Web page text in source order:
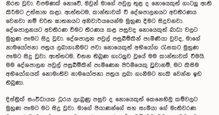
නිරත වූවා. එපමණක් නොවේ, ඔවුන් මාගේ පවුල තුළ ද නොයෙකුත් ගැටලු ඇති
කිරීමට උත්සාහ කළා. ඇත්තටම, කාන්තාවක් වී දේශපාලනයට අවතීරණය
වෙනවා නම් චරිත ඝාතනයට අනිවාර්යයෙන්ම මුහුණ දීමට සිදුවනවා.
දේශපාලනයට අවතීරණ වීමට තීරණය කළ පසුවද නොයෙකුත් බාධා වලට
මුහුණ පෑමට සිදු වූවා. දේශපාලන පවුල් පසුබිම්කින් පැමිණියා වුවද, මාගේ
නාමයෝජනා පත්‍රය ලබාගැනීමට පවා නොයෙකුත් අභියෝග රැසකට මුහුණ
පෑමට සිදු වූවා. ඇත්තටම, එතන තිබුණ ගැටලුව වූයේ මම කාන්තාවක් වීමයි.
මම දේශපාලන පවුල් පසුබිම්කින් පැමිණෙන පිරිමියෙකු වූුවානම්, මට කිසිම
අභියෝගයක් නොමැතිව නාමයෝජනා පත්‍රය ලබා ගැනීමට හැකි වෙන්න ඉඩ
තිබුණා.
දිස්ත්‍රික් සංවිධායක ධූරය ලැබුණු පසුව ද නොයෙකුත් කෙනෙහිලි කම්වලට
මුහුණ පෑමට මට සිදු වූවා. මාගේ පියාණන්ගේ සහ සැමියා ගේ මැතිවරණ